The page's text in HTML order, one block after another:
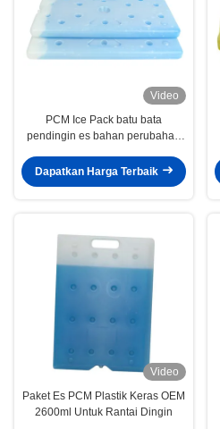
Video
PCM Ice Pack batu bata
pendingin es bahan perubahan
kembali dirancang untuk
pengangkutan jarak jauh barang-
Dapatkan Harga Terbaik
Video
Paket Es PCM Plastik Keras OEM
2600ml Untuk Rantai Dingin